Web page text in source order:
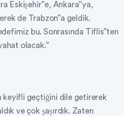
Eskişehir”e, Ankara”ya,
de Trabzon”a geldik.
bu. Sonrasında Tiflis”ten
olacak.”
keyifli geçtiğini dile getirerek
ve çok şaşırdık. Zaten